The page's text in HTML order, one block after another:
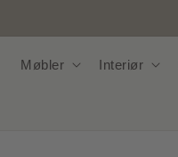
Møbler Interiør